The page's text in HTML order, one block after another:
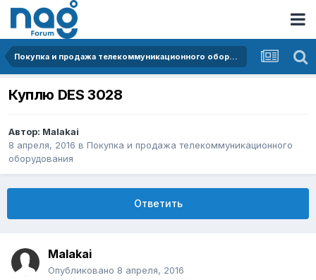
Покупка и продажа телекоммуникационного оборудования
Куплю DES 3028
Автор: Malakai
8 апреля, 2016 в Покупка и продажа телекоммуникационного
оборудования
Ответить
Malakai
Опубликовано 8 апреля, 2016